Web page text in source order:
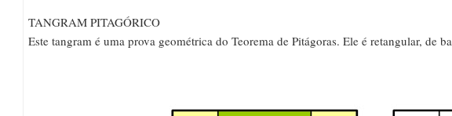
TANGRAM PITAGÓRICO
Este tangram é uma prova geométrica do Teorema de Pitágoras. Ele é retangular, de